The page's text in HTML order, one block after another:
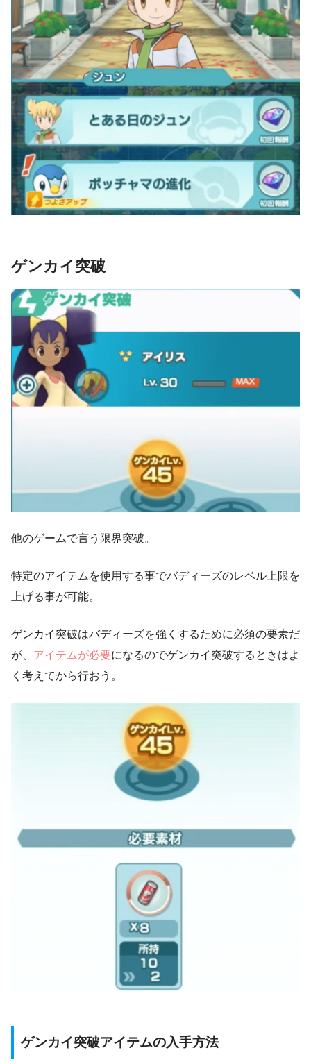
ゲンカイ突破
他のゲームで言う限界突破。
特定のアイテムを使用する事でバディーズのレベル上限を
上げる事が可能。
ゲンカイ突破はバディーズを強くするために必須の要素だ
が、 アイテムが必要になるのでゲンカイ突破するときはよ
く考えてから行おう。
ゲンカイ突破アイテムの入手方法